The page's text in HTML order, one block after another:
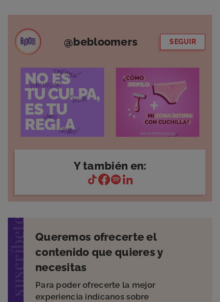
@bebloomers SEGUIR
Y también en:
Queremos ofrecerte el
contenido que quieres y
necesitas
Para poder ofrecerte la mejor
experiencia indícanos sobre